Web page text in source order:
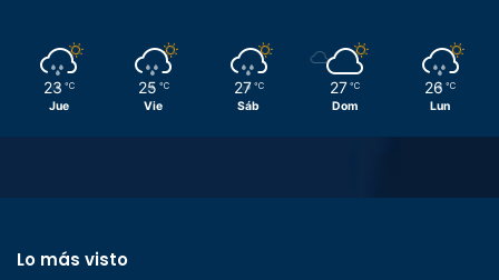
23 ℃
Jue
25 ℃
Vie
27 ℃
Sáb
27 ℃
Dom
26 ℃
Lun
Lo más visto